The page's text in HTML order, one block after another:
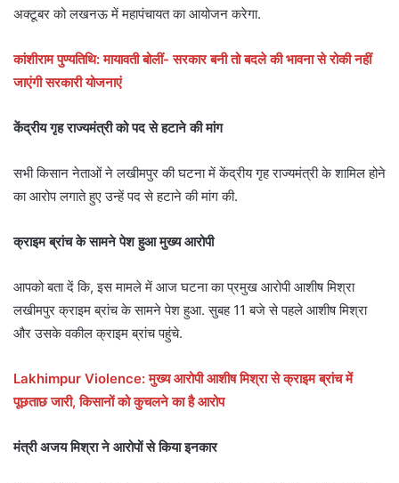
अक्टूबर को लखनऊ में महापंचायत का आयोजन करेगा.
कांशीराम पुण्यतिथि: मायावती बोलीं- सरकार बनी तो बदले की भावना से रोकी नहीं
जाएंगी सरकारी योजनाएं
केंद्रीय गृह राज्यमंत्री को पद से हटाने की मांग
सभी किसान नेताओं ने लखीमपुर की घटना में केंद्रीय गृह राज्यमंत्री के शामिल होने
का आरोप लगाते हुए उन्हें पद से हटाने की मांग की.
क्राइम ब्रांच के सामने पेश हुआ मुख्य आरोपी
आपको बता दें कि, इस मामले में आज घटना का प्रमुख आरोपी आशीष मिश्रा
लखीमपुर क्राइम ब्रांच के सामने पेश हुआ. सुबह 11 बजे से पहले आशीष मिश्रा
और उसके वकील क्राइम ब्रांच पहुंचे.
Lakhimpur Violence: मुख्य आरोपी आशीष मिश्रा से क्राइम ब्रांच में
पूछताछ जारी, किसानों को कुचलने का है आरोप
मंत्री अजय मिश्रा ने आरोपों से किया इनकार